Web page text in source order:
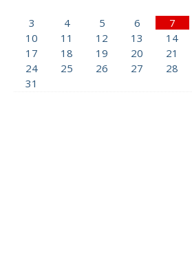
3
4 5 6 7
10
11 12 13 14
17
18 19 20 21
24
25 26 27 28
31